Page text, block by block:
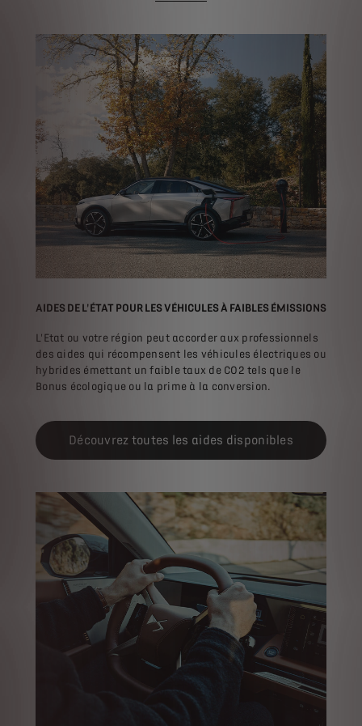
AIDES DE L'ÉTAT POUR LES VÉHICULES À FAIBLES ÉMISSIONS
L'Etat ou votre région peut accorder aux professionnels
des aides qui récompensent les véhicules électriques ou
hybrides émettant un faible taux de CO2 tels que le
Bonus écologique ou la prime à la conversion.
Découvrez toutes les aides disponibles